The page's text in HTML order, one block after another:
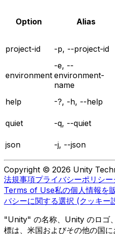
Option Alias
project-id -p, --project-id
environment
-e, --
environment-
name
help -?, -h, --help
quiet
-q, --quiet
json
-j, --json
Copyright © 2026 Unity
法規事項プライバシーポリシー
Terms of Use私の個人情報を
バシーに関する選択 (クッキー
"Unity" の名称、Unity のロゴ
標は、米国およびその他の国